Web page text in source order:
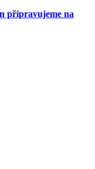
připravujeme na